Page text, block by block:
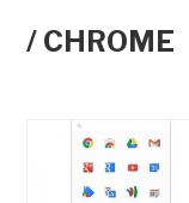
/ CHROME